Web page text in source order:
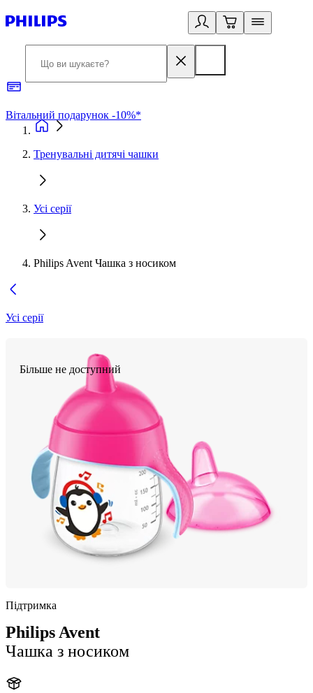
Вітальний подарунок -10%*
Тренувальні дитячі чашки
Усі серії
Philips Avent Чашка з носиком
Усі серії
Більше не доступний
Підтримка
Philips Avent
Чашка з носиком